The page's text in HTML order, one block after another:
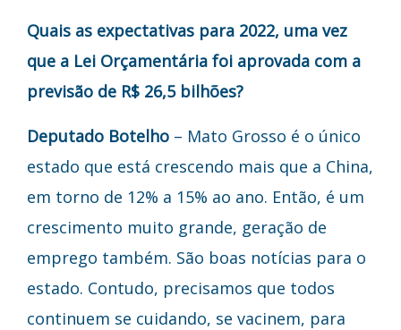
Quais as expectativas para 2022, uma vez
que a Lei Orçamentária foi aprovada com a
previsão de R$ 26,5 bilhões?
Deputado Botelho – Mato Grosso é o único
estado que está crescendo mais que a China,
em torno de 12% a 15% ao ano. Então, é um
crescimento muito grande, geração de
emprego também. São boas notícias para o
estado. Contudo, precisamos que todos
continuem se cuidando, se vacinem, para